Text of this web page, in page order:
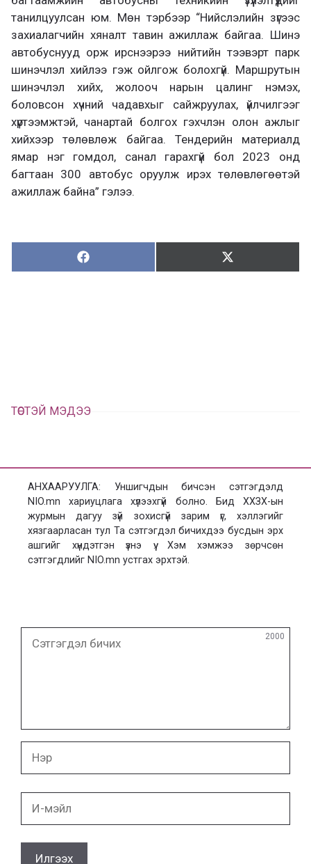
танилцуулсан юм. Мөн тэрбээр “Нийслэлийн зүгээс
захиалагчийн хяналт тавин ажиллаж байгаа. Шинэ
автобуснууд орж ирснээрээ нийтийн тээвэрт парк
шинэчлэл хийлээ гэж ойлгож болохгүй. Маршрутын
шинэчлэл хийх, жолооч нарын цалинг нэмэх,
боловсон хүчний чадавхыг сайжруулах, үйлчилгээг
хүртээмжтэй, чанартай болгох гэхчлэн олон ажлыг
хийхээр төлөвлөж байгаа. Тендерийн материалд
ямар нэг гомдол, санал гарахгүй бол 2023 онд
багтаан 300 автобус оруулж ирэх төлөвлөгөөтэй
ажиллаж байна” гэлээ.
Хуваалцах:
Х
у
Түгээх:
Т
ТӨСТЭЙ МЭДЭЭ
АНХААРУУЛГА: Уншигчдын бичсэн сэтгэгдэлд
NIO.mn хариуцлага хүлээхгүй болно. Бид ХХЗХ-ын
журмын дагуу зүй зохисгүй зарим үг, хэллэгийг
хязгаарласан тул Та сэтгэгдэл бичихдээ бусдын эрх
ашгийг хүндэтгэн үзнэ үү. Хэм хэмжээ зөрчсөн
сэтгэгдлийг NIO.mn устгах эрхтэй.
2000
мэйл